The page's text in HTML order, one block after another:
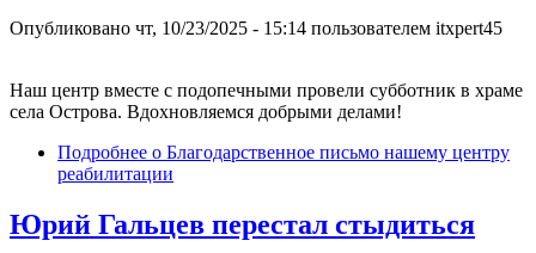
Опубликовано чт, 10/23/2025 - 15:14 пользователем itxpert45
Наш центр вместе с подопечными провели субботник в храме
села Острова. Вдохновляемся добрыми делами!
Подробнее о Благодарственное письмо нашему центру
реабилитации
Юрий Гальцев перестал стыдиться